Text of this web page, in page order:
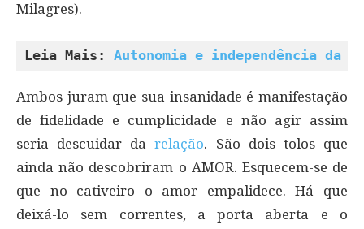
Milagres).
Leia Mais: Autonomia e independência da
Ambos juram que sua insanidade é manifestação
de fidelidade e cumplicidade e não agir assim
seria descuidar darelação. São dois tolos que
ainda não descobriram o AMOR. Esquecem-se de
que no cativeiro o amor empalidece. Há que
deixá-lo sem correntes, a porta aberta e o